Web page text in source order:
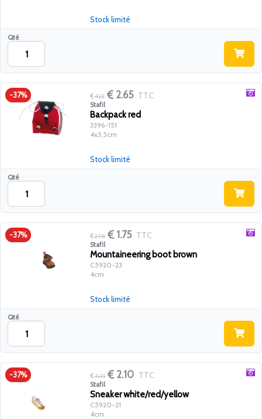
Qté
Stock limité
-37% 4.22 2.65 TTC
Stafil
Backpack red
3396-151
4x3,5cm
Qté
Stock limité
-37% 2.78 1.75 TTC
Stafil
Mountaineering boot brown
C5920-23
4cm
Qté
Stock limité
-37% 3.35 2.10 TTC
Stafil
Sneaker white/red/yellow
C5920-21
4cm